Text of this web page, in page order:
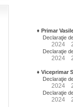
♦ Primar
Declaraţie
2024
Declaraţie
2024
♦ Viceprimar
Declaraţie
2024
Declaraţie
2024